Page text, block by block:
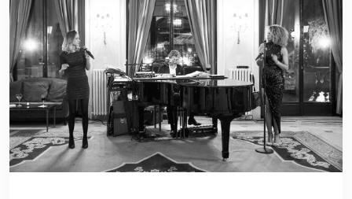
4 Décembre 2019